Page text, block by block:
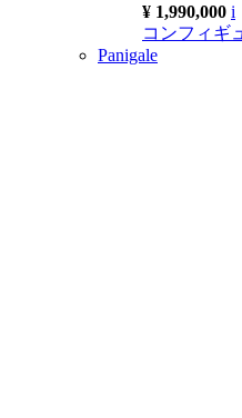
¥ 1,990,000 i
コンフィギ
Panigale